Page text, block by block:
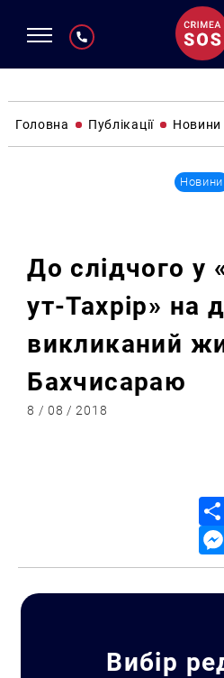
Головна Публікації Новини
Новини
До слідчого у
ут-Тахрір» на
викликаний
Бахчисараю
8 / 08 / 2018
Вибір